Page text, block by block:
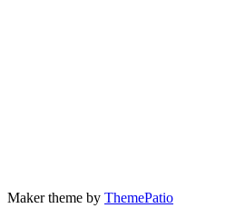
Maker theme by ThemePatio